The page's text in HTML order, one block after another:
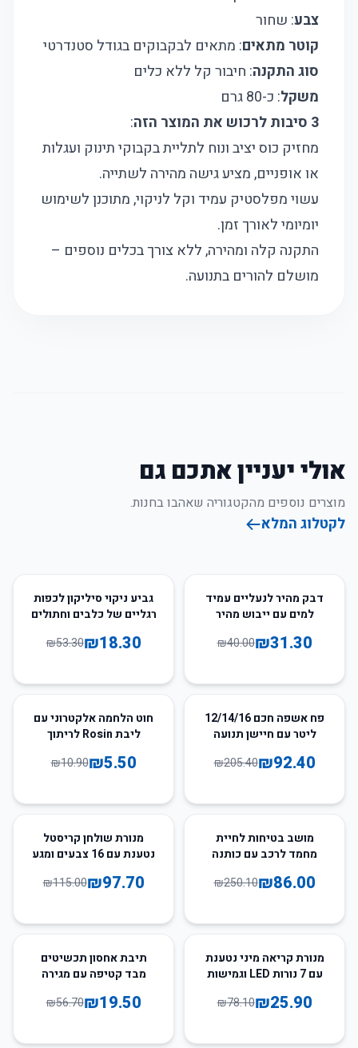
צבע: שחור
קוטר מתאים: מתאים לבקבוקים בגודל סטנדרטי
סוג התקנה: חיבור קל ללא כלים
משקל: כ-80 גרם
3 סיבות לרכוש את המוצר הזה
:
מחזיק כוס יציב ונוח לתליית בקבוקי תינוק ועגלות
או אופניים, מציע גישה מהירה לשתייה.
עשוי מפלסטיק עמיד וקל לניקוי, מתוכנן לשימוש
יומיומי לאורך זמן.
התקנה קלה ומהירה, ללא צורך בכלים נוספים –
מושלם להורים בתנועה.
אולי יעניין אתכם גם
מוצרים נוספים מהקטגוריה שאהבו בחנות.
לקטלוג המלא
22
דבק מהיר לנעליים עמיד
למים עם ייבוש מהיר
₪31.30
₪40.00
66
גביע ניקוי סיליקון לכפות
רגליים של כלבים וחתולים
₪18.30
₪53.30
55
פח אשפה חכם 12/14/16
ליטר עם חיישן תנועה
₪92.40
₪205.40
50
חוט הלחמה אלקטרוני עם
ליבת Rosin לריתוך
ביתיים
₪5.50
₪10.90
מושב בטיחות לחיית
מחמד לרכב עם כותנה
וחתולים קטנים
₪86.00
₪250.10
15מנורת שולחן קריסטל
נטענת עם 16 צבעים ומגע
₪97.70
₪115.00
67
מנורת קריאה מיני נטענת
עם 7 נורות LED וגמישות
₪25.90
₪78.10
66
תיבת אחסון תכשיטים
מבד קטיפה עם מגירה
₪19.50
₪56.70